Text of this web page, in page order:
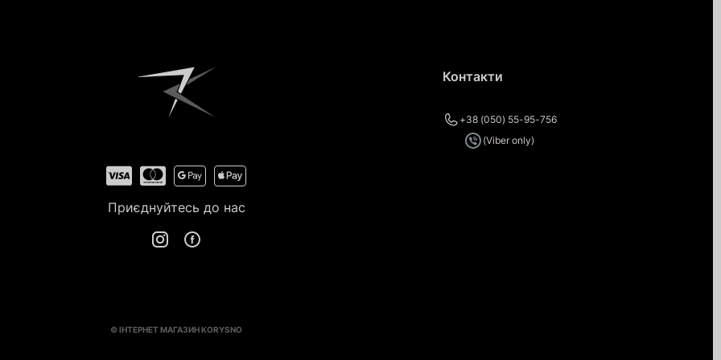
Приєднуйтесь до нас
Контакти
+38 (050) 55-95-756
(Viber only)
© ІНТЕРНЕТ МАГАЗИН KORYSNO